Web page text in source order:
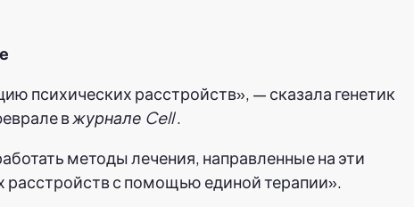
психических расстройств», — сказала генетик
вжурнале Cell.
методы лечения, направленные на эти
расстройств с помощью единой терапии».